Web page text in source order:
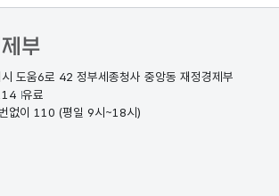
도움6로 42 정부세종청사 중앙동 재정경제부
유료
없이 110 (평일 9시~18시)